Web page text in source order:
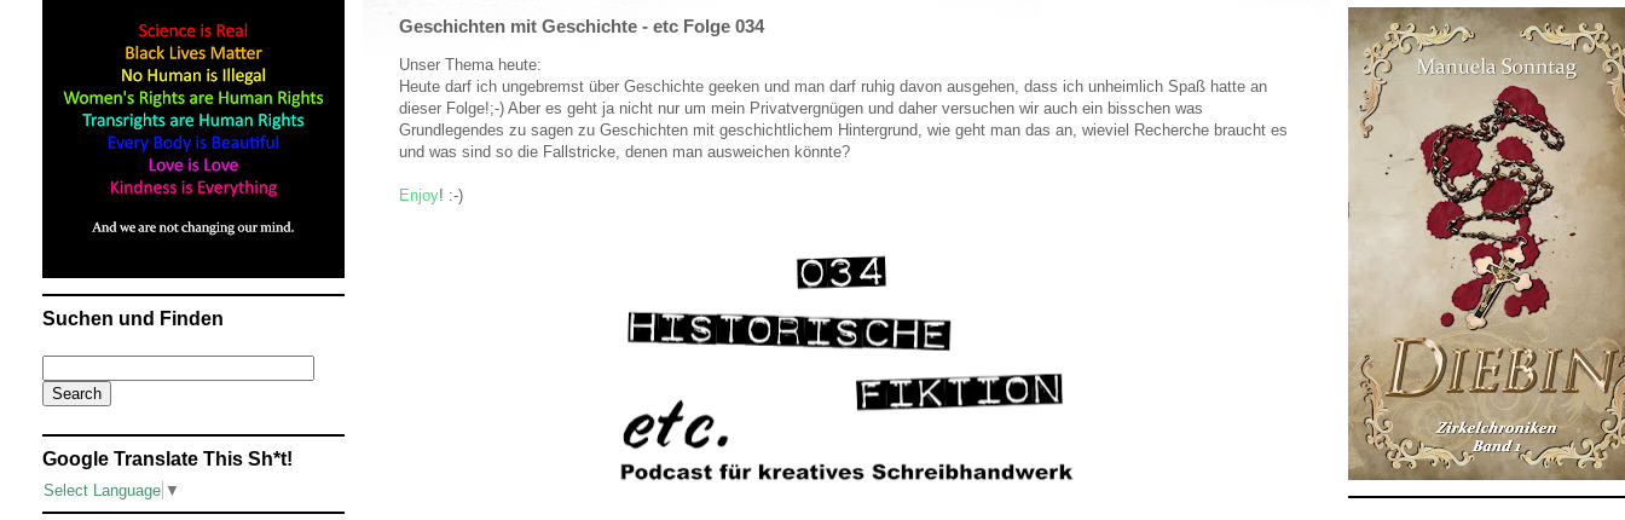
Geschichten mit Geschichte - etc Folge 034
Unser Thema heute:
Heute darf ich ungebremst über Geschichte geeken und man darf ruhig davon ausgehen, dass ich unheimlich Spaß hatte an
dieser Folge!;-) Aber es geht ja nicht nur um mein Privatvergnügen und daher versuchen wir auch ein bisschen was
Grundlegendes zu sagen zu Geschichten mit geschichtlichem Hintergrund, wie geht man das an, wieviel Recherche braucht es
und was sind so die Fallstricke, denen man ausweichen könnte?
Enjoy! :-)
Suchen und Finden
Google Translate This Sh*t!
Select Language ▼